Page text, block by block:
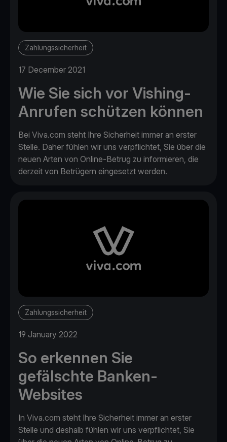
Zahlungssicherheit
17 December 2021
Wie Sie sich vor Vishing-
Anrufen schützen können
Bei Viva.com steht Ihre Sicherheit immer an erster
Stelle. Daher fühlen wir uns verpflichtet, Sie über die
neuen Arten von Online-Betrug zu informieren, die
derzeit von Betrügern eingesetzt werden.
Zahlungssicherheit
19 January 2022
So erkennen Sie
gefälschte Banken-
Websites
In Viva.com steht Ihre Sicherheit immer an erster
Stelle und deshalb fühlen wir uns verpflichtet, Sie